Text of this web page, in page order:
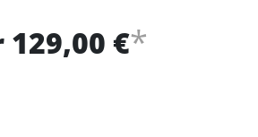
129,00 €*